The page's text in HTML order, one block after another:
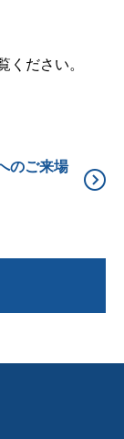
ください。
のご来場